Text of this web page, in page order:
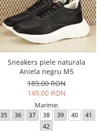
Sneakers piele naturala
Aniela negru M5
189,00 RON
149,00 RON
Marime:
35 36 37 38 39 40
41
42